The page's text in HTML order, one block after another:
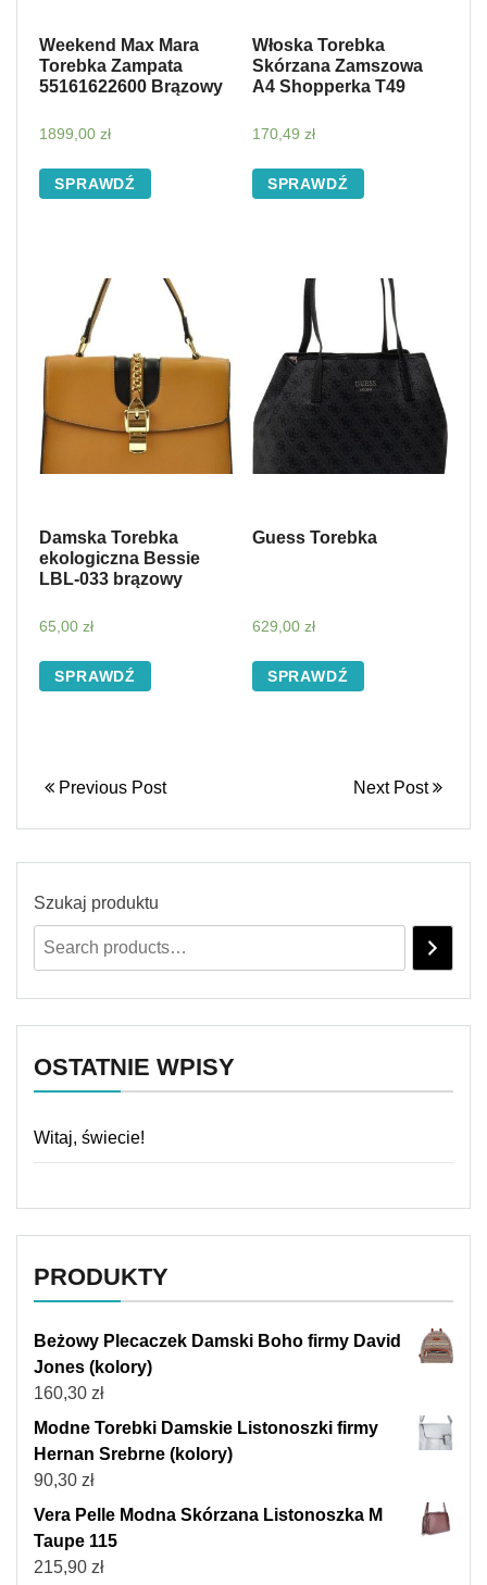
Weekend Max Mara
Torebka Zampata
55161622600 Brązowy
1899,00 zł
SPRAWDŹ
Włoska Torebka
Skórzana Zamszowa
A4 Shopperka T49
170,49 zł
SPRAWDŹ
Damska Torebka
ekologiczna Bessie
LBL-033 brązowy
65,00 zł
SPRAWDŹ
Guess Torebka
629,00 zł
SPRAWDŹ
Previous Post Next Post
Szukaj produktu
OSTATNIE WPISY
Witaj, świecie!
PRODUKTY
Beżowy Plecaczek Damski Boho firmy David
Jones (kolory)
160,30 zł
Modne Torebki Damskie Listonoszki firmy
Hernan Srebrne (kolory)
90,30 zł
Vera Pelle Modna Skórzana Listonoszka M
Taupe 115
215,90 zł